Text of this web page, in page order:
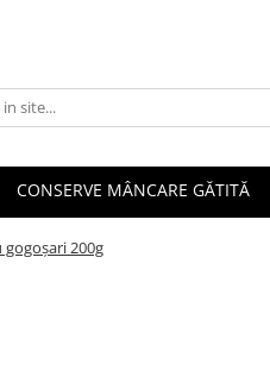
CONSERVE MÂNCARE GĂTITĂ
200g